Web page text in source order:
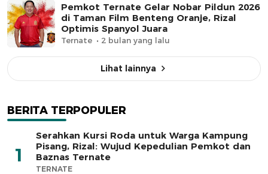
Pemkot Ternate Gelar Nobar Pildun 2026
di Taman Film Benteng Oranje, Rizal
Optimis Spanyol Juara
Ternate 2 bulan yang lalu
Lihat lainnya
BERITA TERPOPULER
1
Serahkan Kursi Roda untuk Warga Kampung
Pisang, Rizal: Wujud Kepedulian Pemkot dan
Baznas Ternate
TERNATE